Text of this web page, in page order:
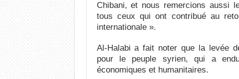
Chibani, et nous remercions aussi
tous ceux qui ont contribué au
internationale ».
Al-Halabi a fait noter que la levée
pour le peuple syrien, qui a
économiques et humanitaires.